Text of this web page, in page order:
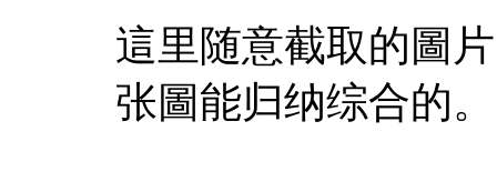
這里随意截取的圖
张圖能归纳综合的。